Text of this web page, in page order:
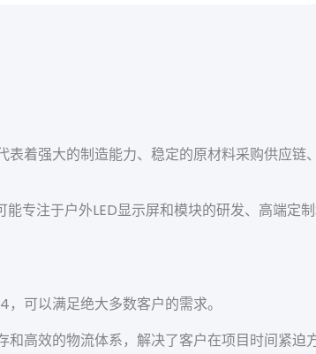
表着强大的制造能力、稳定的原材料采购供应
能专注于户外LED显示屏和模块的研发、高端定
，可以满足绝大多数客户的需求。
和高效的物流体系，解决了客户在项目时间紧迫